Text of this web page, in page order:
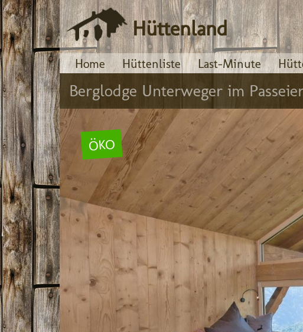
Hüttenland
Home Hüttenliste Last-Minute
Berglodge Unterweger im
ÖKO